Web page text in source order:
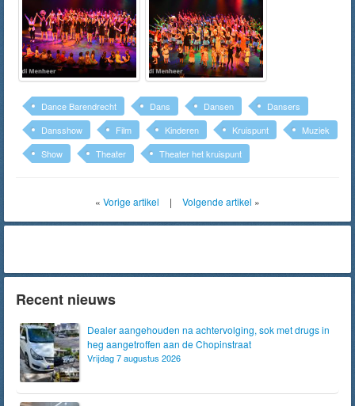
Dance Barendrecht Dans Dansen
Dansers
Dansshow
Film Kinderen Kruispunt
Muziek
Show
Theater Theater het kruispunt
« Vorige artikel | Volgende artikel »
Recent nieuws
Dealer aangehouden na achtervolging, sok met drugs in
heg aangetroffen aan de Chopinstraat
Vrijdag 7 augustus 2026